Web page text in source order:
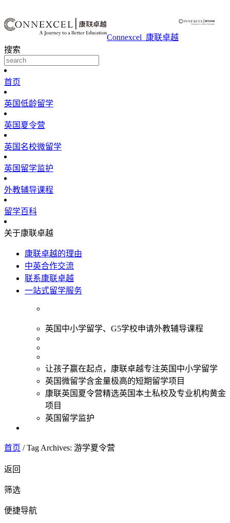
Connexcel_康联卓越
搜索
首页
英国低龄留学
英国夏令营
英国名校微留学
英国留学监护
外教辅导课程
留学百科
关于康联卓越
康联卓越的理由
中英合作交流
联系康联卓越
一站式留学服务
英国中小学留学、G5学校申请外教辅导课程
让孩子赢在起点，康联卓越专注英国中小学留学
英国微留学含金量极高的短期留学项目
康联英国夏令营精选英国本土私校及专业机构黄金
项目
英国留学监护
首页 /Tag Archives: 游学夏令营
返回
筛选
便捷导航